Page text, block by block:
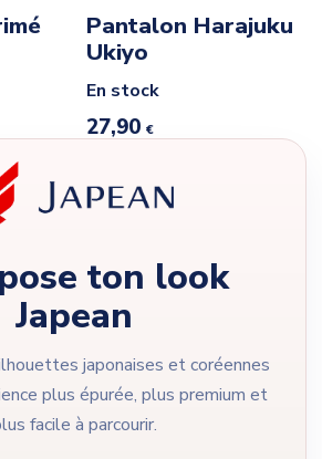
Pantalon Harajuku
Ukiyo
En stock
27,90 €
ton look
Japean
japonaises et coréennes
plus épurée, plus premium et
facile à parcourir.